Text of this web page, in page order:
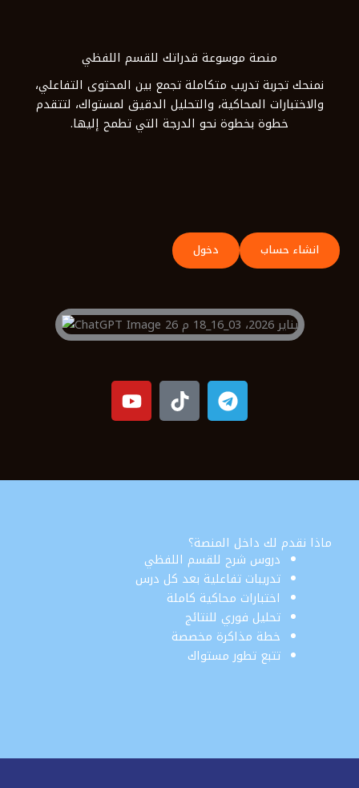
منصة موسوعة قدراتك للقسم اللفظي
نمنحك تجربة تدريب متكاملة تجمع بين المحتوى التفاعلي،
والاختبارات المحاكية، والتحليل الدقيق لمستواك، لتتقدم
خطوة بخطوة نحو الدرجة التي تطمح إليها.
انشاء حساب دخول
u
b
ماذا نقدم لك داخل المنصة؟
دروس شرح للقسم اللفظي
تدريبات تفاعلية بعد كل درس
اختبارات محاكية كاملة
تحليل فوري للنتائج
خطة مذاكرة مخصصة
تتبع تطور مستواك